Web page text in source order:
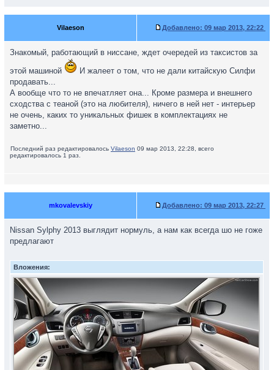
Vilaeson Добавлено: 09 мар 2013, 22:22
Знакомый, работающий в ниссане, ждет очередей из таксистов за
этой машиной
И жалеет о том, что не дали китайскую Силфи
продавать...
А вообще что то не впечатляет она... Кроме размера и внешнего
сходства с теаной (это на любителя), ничего в ней нет - интерьер
не очень, каких то уникальных фишек в комплектациях не
заметно...
Последний раз редактировалось Vilaeson 09 мар 2013, 22:28, всего
редактировалось 1 раз.
mkovalevskiy Добавлено: 09 мар 2013, 22:27
Nissan Sylphy 2013 выглядит нормуль, а нам как всегда шо не гоже
предлагают
Вложения: